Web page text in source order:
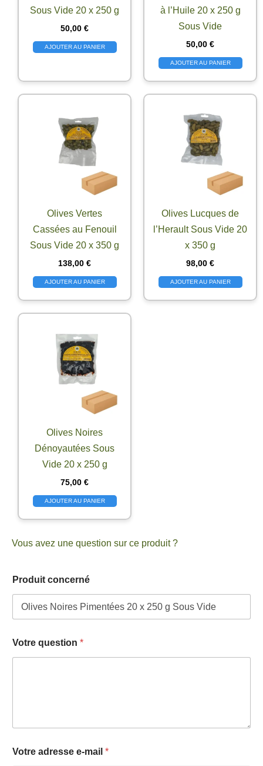
Sous Vide 20 x 250 g
50,00 €
AJOUTER AU PANIER
à l’Huile 20 x 250 g
Sous Vide
50,00 €
AJOUTER AU PANIER
Olives Vertes
Cassées au Fenouil
Sous Vide 20 x 350 g
138,00 €
AJOUTER AU PANIER
Olives Lucques de
l’Herault Sous Vide 20
x 350 g
98,00 €
AJOUTER AU PANIER
Olives Noires
Dénoyautées Sous
Vide 20 x 250 g
75,00 €
AJOUTER AU PANIER
Vous avez une question sur ce produit ?
Produit concerné
Votre question *
d
Votre adresse e-mail *